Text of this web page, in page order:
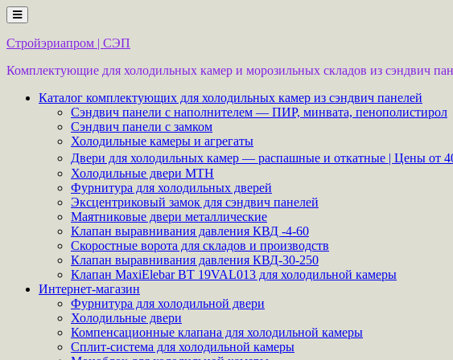
Перейти
к
содержимому
Стройэриапром | СЭП
Комплектующие для холодильных камер и морозильных складов из сэндвич
Каталог комплектующих для холодильных камер из сэндвич панелей
Сэндвич панели с наполнителем — ПИР, минвата, пенополистирол
Сэндвич панели с замком
Холодильные камеры и агрегаты
Двери для холодильных камер — распашные и откатные | Цены от
Холодильные двери MTH
Фурнитура для холодильных дверей
Эксцентриковый замок для сэндвич панелей
Маятниковые двери металлические
Клапан выравнивания давления КВД -4-60
Скоростные ворота для складов и производств
Клапан выравнивания давления КВД-30-250
Клапан MaxiElebar BT 19VAL013 для холодильной камеры
Интернет-магазин
Фурнитура для холодильной двери
Холодильные двери
Компенсационные клапана для холодильной камеры
Сплит-система для холодильной камеры